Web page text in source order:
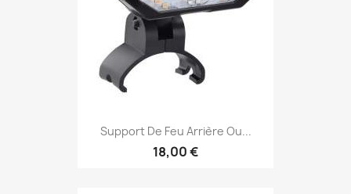
Support De Feu Arrière Ou...
18,00 €